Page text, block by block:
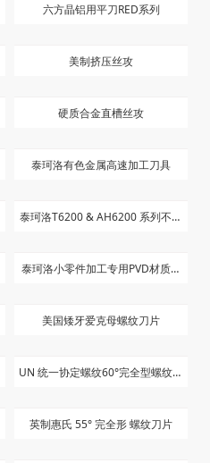
双色刀粒
六方晶铝用平刀RED系列
美制挤压丝攻
硬质合金直槽丝攻
泰珂洛有色金属高速加工刀具
泰珂洛T6200 & AH6200 系列不锈
泰珂洛小零件加工专用PVD材质刀
美国矮牙爱克母螺纹刀片
UN 统一协定螺纹60°完全型螺纹刀
英制惠氏 55° 完全形 螺纹刀片